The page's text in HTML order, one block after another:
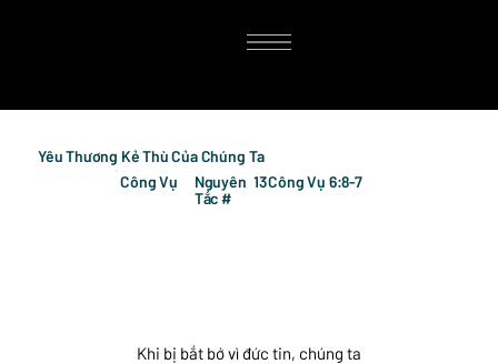
Yêu Thương Kẻ Thù Của Chúng Ta
Công Vụ
Nguyên
Tắc #
13Công Vụ 6:8-7
Khi bị bắt bớ vì đức tin, chúng ta